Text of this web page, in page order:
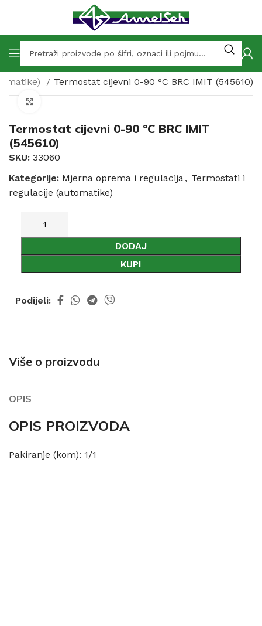
Termostat cijevni 0-90 °C BRC IMIT (545610)
Termostat cijevni 0-90 °C BRC IMIT
(545610)
SKU: 33060
Kategorije: Mjerna oprema i regulacija, Termostati i
regulacije (automatike)
DODAJ
KUPI
Podijeli:
Više o proizvodu
OPIS
OPIS PROIZVODA
Pakiranje (kom): 1/1